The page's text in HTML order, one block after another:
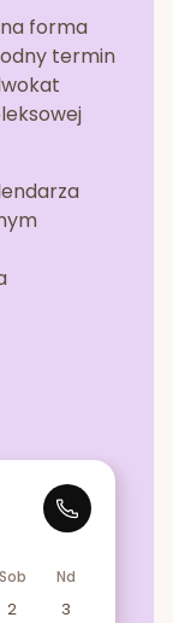
forma
termin
Sob Nd
2
3